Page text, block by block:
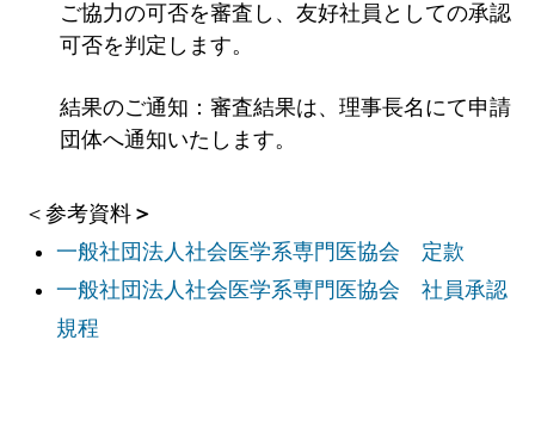
ご協力の可否を審査し、友好社員としての承認
可否を判定します。
結果のご通知：審査結果は、理事長名にて申請
団体へ通知いたします。
＜参考資料 ＞
一般社団法人社会医学系専門医協会 定款
一般社団法人社会医学系専門医協会 社員承認
規程